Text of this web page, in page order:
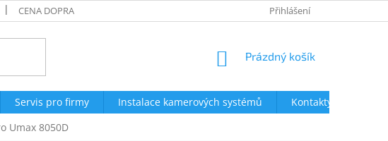
CENA DOPRAVY OBCHODNÍ PODMÍNKY
Přihlášení
NÁKUPNÍ
Prázdný košík
Servis pro firmy Instalace kamerových systémů
Kontakty
Umax 8050D